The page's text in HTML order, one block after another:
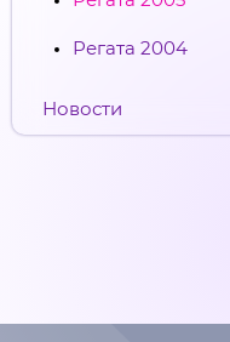
Регата 2004
Новости